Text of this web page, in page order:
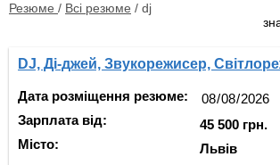
Резюме / Всі резюме / dj
DJ, Ді-джей, Звукорежисер,
Дата розміщення резюме:
Зарплата від:
Місто:
45 500 грн.
Львів